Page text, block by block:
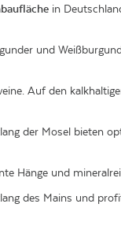
in
und
Auf den
der Mosel bieten
Hänge und
des Mains und